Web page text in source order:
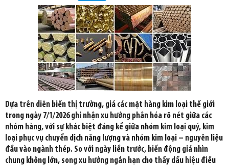
Dựa trên diễn biến thị trường, giá các mặt hàng kim loại thế giới
trong ngày 7/1/2026 ghi nhận xu hướng phân hóa rõ nét giữa các
nhóm hàng, với sự khác biệt đáng kể giữa nhóm kim loại quý, kim
loại phục vụ chuyển dịch năng lượng và nhóm kim loại – nguyên liệu
đầu vào ngành thép. So với ngày liền trước, biến động giá nhìn
chung không lớn, song xu hướng ngắn hạn cho thấy dấu hiệu điều